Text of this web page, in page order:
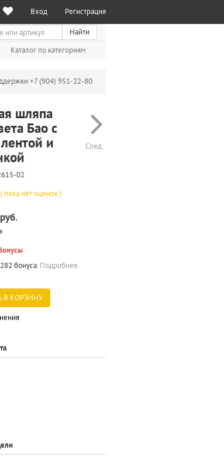
Вход Регистрация
Найти
Каталог по категориям
+7 (904) 951-22-80
шляпа
Бао с
и
02
След.
( пока нет оценок )
бонуса. Подробнее.
В КОРЗИНУ